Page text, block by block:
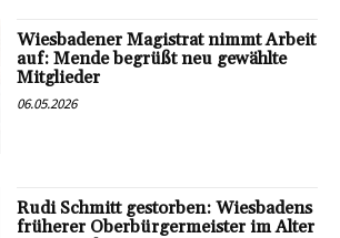
Wiesbadener Magistrat nimmt Arbeit
auf: Mende begrüßt neu gewählte
Mitglieder
06.05.2026
Rudi Schmitt gestorben: Wiesbadens
früherer Oberbürgermeister im Alter